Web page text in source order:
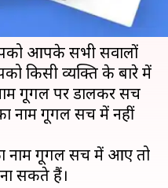
से सब कुछ पता कर
आपके सभी सवालों
किसी व्यक्ति के बारे में
गूगल पर डालकर सर्च
नाम गूगल सर्च में नहीं
गूगल सर्च में आए तो